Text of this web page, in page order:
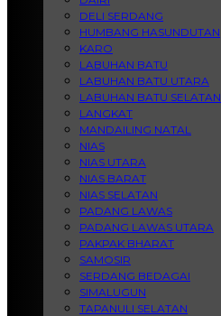
DELI SERDANG
HUMBANG HASUNDUTAN
KARO
LABUHAN BATU
LABUHAN BATU UTARA
LABUHAN BATU SELATAN
LANGKAT
MANDAILING NATAL
NIAS
NIAS UTARA
NIAS BARAT
NIAS SELATAN
PADANG LAWAS
PADANG LAWAS UTARA
PAKPAK BHARAT
SAMOSIR
SERDANG BEDAGAI
SIMALUGUN
TAPANULI SELATAN